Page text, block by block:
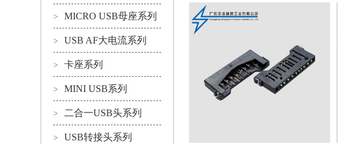
> MICRO USB母座系列
> USB AF大电流系列
> 卡座系列
> MINI USB系列
> 二合一USB头系列
> USB转接头系列